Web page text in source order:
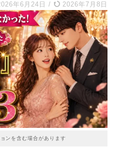
年6月24日 / 2026年7月8日
ンを含む場合があります